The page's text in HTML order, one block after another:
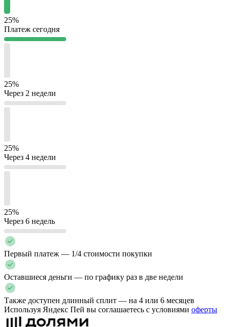
25%
Платеж сегодня
25%
Через 2 недели
25%
Через 4 недели
25%
Через 6 недель
Первый платеж — 1/4 стоимости покупки
Оставшиеся деньги — по графику раз в две недели
Также доступен длинный сплит — на 4 или 6 месяцев
Используя Яндекс Пей вы соглашаетесь с условиями оферты